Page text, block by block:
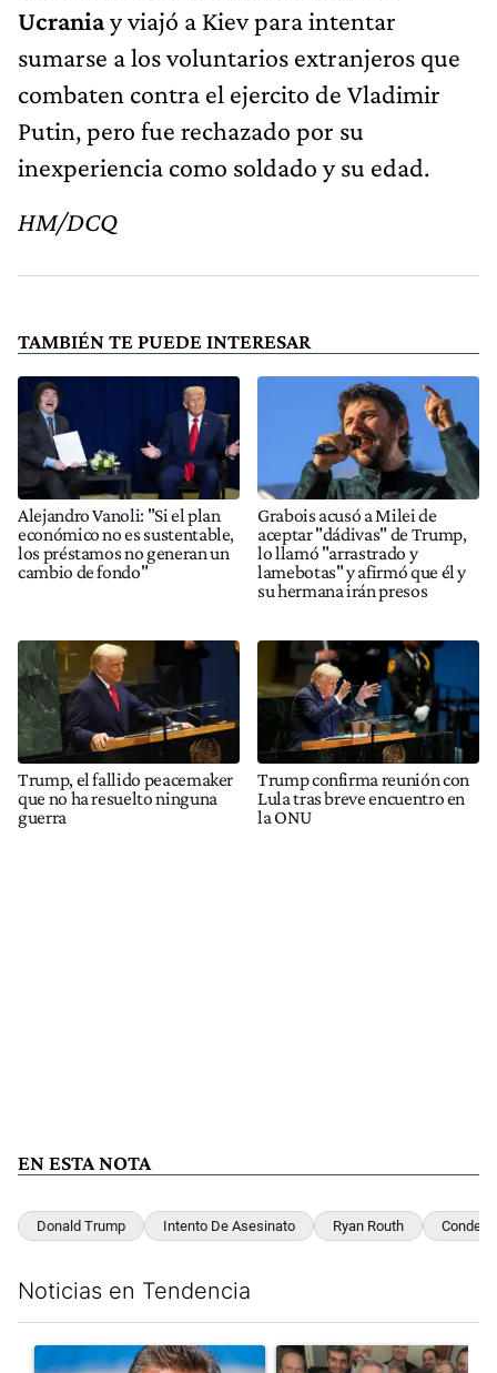
Ucraniay viajó a Kiev para intentar
sumarse a los voluntarios extranjeros que
combaten contra el ejercito de Vladimir
Putin, pero fue rechazado por su
inexperiencia como soldado y su edad.
HM/DCQ
TAMBIÉN TE PUEDE INTERESAR
Alejandro Vanoli: "Si el plan
económico no es sustentable,
los préstamos no generan un
cambio de fondo"
Grabois acusó a Milei de
aceptar "dádivas" de Trump,
lo llamó "arrastrado y
lamebotas" y afirmó que él y
su hermana irán presos
Trump, el fallido peacemaker
que no ha resuelto ninguna
guerra
Trump confirma reunión con
Lula tras breve encuentro en
la ONU
EN ESTA NOTA
Donald Trump Intento De Asesinato Ryan Routh Condena
Noticias en Tendencia
Un artículo de tendencia con el título "Negociaciones en el
Un artículo de tendencia con